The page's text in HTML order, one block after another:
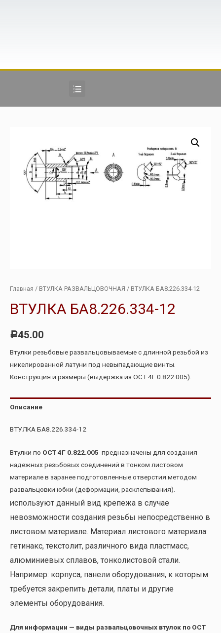
Главная / ВТУЛКА РАЗВАЛЬЦОВОЧНАЯ / ВТУЛКА БА8.226.334-12
ВТУЛКА БА8.226.334-12
Р45.00
Втулки резьбовые развальцовываемые с длинной резьбой из
никелированной латуни под невыпадающие винты.
Конструкция и размеры (выдержка из ОСТ 4Г 0.822.005).
Описание
ВТУЛКА БА8.226.334-12
Втулки по ОСТ 4Г 0.822.005 предназначены для создания
надежных резьбовых соединений в тонком листовом
материале в заранее подготовленные отверстия методом
развальцовки юбки (деформации, расклепывания).
Используют данный вид крепежа в случае
невозможности создания резьбы непосредственно в
листовом материале. Материал листового материала:
гетинакс, текстолит, различного вида пластмасс,
алюминиевых сплавов, тонколистовой стали.
Например: корпуса, панели оборудования, к которым
требуется закрепить детали, платы и другие
элементы оборудования.
Для информации — виды развальцовочных втулок по ОСТ